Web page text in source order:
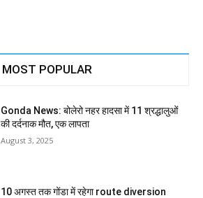
MOST POPULAR
Gonda News: बोलेरो नहर हादसा में 11 श्रद्धालुओं
की दर्दनाक मौत, एक लापता
August 3, 2025
10 अगस्त तक गोंडा में रहेगा route diversion